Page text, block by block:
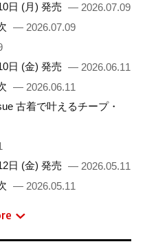
日 (月) 発売 — 2026.07.09
— 2026.07.09
日 (金) 発売 — 2026.06.11
— 2026.06.11
古着で叶えるチープ・
日 (金) 発売 — 2026.05.11
— 2026.05.11